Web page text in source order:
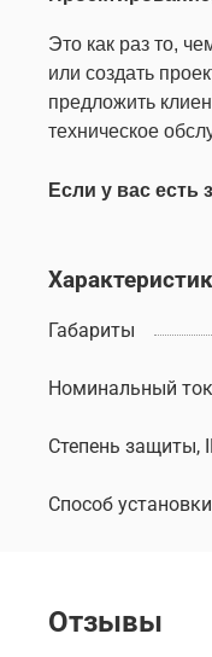
Это как раз то,
или создать
предложить
техническое
Если у вас
Габариты
Номинальный
Степень защиты,
Способ установки
Отзывы